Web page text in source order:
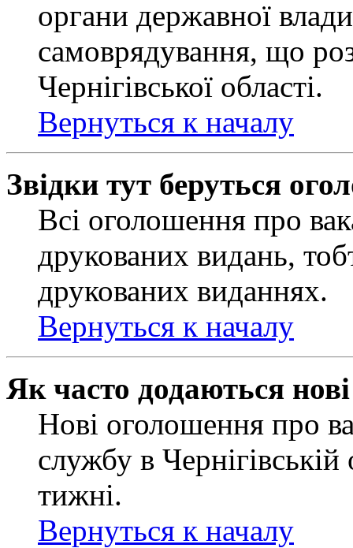
органи державної
самоврядування, що
Чернігівської області.
Вернуться к началу
Звідки тут беруться
Всі оголошення про
друкованих видань,
друкованих виданнях.
Вернуться к началу
Як часто додаються
Нові оголошення про
службу в
тижні.
Вернуться к началу